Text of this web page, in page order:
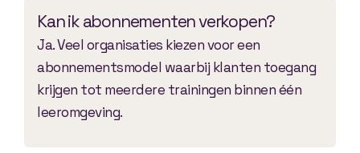
Kan ik abonnementen verkopen?
Ja. Veel organisaties kiezen voor een
abonnementsmodel waarbij klanten toegang
krijgen tot meerdere trainingen binnen één
leeromgeving.